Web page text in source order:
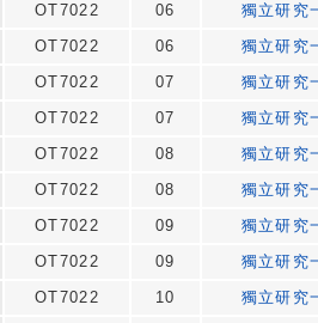
OT7022 06
獨立研究
OT7022 06
獨立研究
OT7022 07
獨立研究
OT7022 07
獨立研究
OT7022 08
獨立研究
OT7022 08
獨立研究
OT7022 09
獨立研究
OT7022 09
獨立研究
OT7022 10
獨立研究